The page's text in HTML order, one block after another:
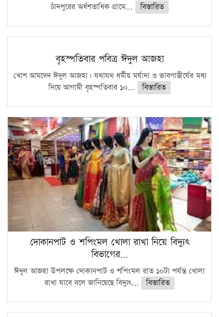
চাঁদপুরের অর্ধশতাধিক গ্রামে...
বিস্তারিত
বৃহস্পতিবার পবিত্র ঈদুল আজহা
খোশ আমদেদ ঈদুল আজহা। যথাযথ ধর্মীয় মর্যাদা ও ভাবগাম্ভীর্যের মধ্য
দিয়ে আগামী বৃহস্পতিবার ১০...
বিস্তারিত
দোকানপাট ও শপিংমল খোলা রাখা নিয়ে বিদ্যুৎ
বিভাগের…
ঈদুল আজহা উপলক্ষে দোকানপাট ও শপিংমল রাত ১০টা পর্যন্ত খোলা
রাখা যাবে বলে জানিয়েছে বিদ্যুৎ...
বিস্তারিত